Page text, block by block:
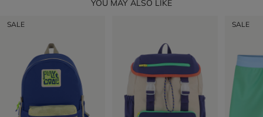
YOU MAY ALSO LIKE
SALE SALE